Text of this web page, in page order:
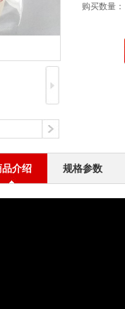
购买数量：
品介绍 规格参数